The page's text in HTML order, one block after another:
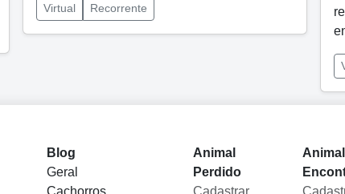
Virtual Recorrente
Blog
Geral
Cachorros
Animal
Perdido
Cadastrar
Animal